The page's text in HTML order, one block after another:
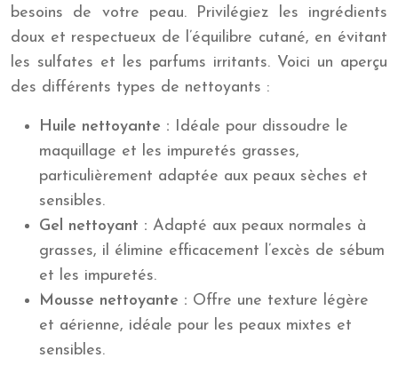
besoins de votre peau. Privilégiez les ingrédients
doux et respectueux de l’équilibre cutané, en évitant
les sulfates et les parfums irritants. Voici un aperçu
des différents types de nettoyants :
Huile nettoyante : Idéale pour dissoudre le
maquillage et les impuretés grasses,
particulièrement adaptée aux peaux sèches et
sensibles.
Gel nettoyant : Adapté aux peaux normales à
grasses, il élimine efficacement l’excès de sébum
et les impuretés.
Mousse nettoyante : Offre une texture légère
et aérienne, idéale pour les peaux mixtes et
sensibles.